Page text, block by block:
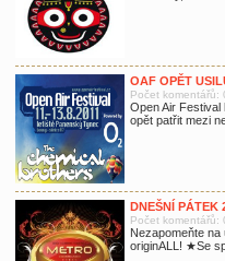
OAF OPĚT
Počet komentářů:
Open Air Festival
opět patřit mezi
DNEŠNÍ PÁTEK
Počet komentářů:
Nezapomeňte
originALL! ★Se